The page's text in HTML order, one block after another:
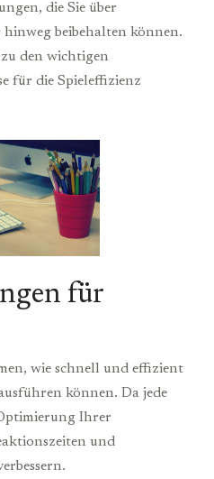
die Sie über
hinweg beibehalten können.
zu den wichtigen
für die Spieleffizienz
für
wie schnell und effizient
können. Da jede
Ihrer
und